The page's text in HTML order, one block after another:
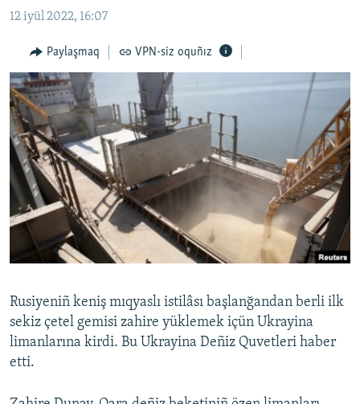
Qıdıruvğa
qaytmaq
MEDENİYET
İNSAN AQLARI
VİDEO
SÜRET
BLOGLAR
FİKİR
Русский
Українською
RFE/RS bütün saytları
12 iyül 2022, 16:07
Paylaşmaq VPN-siz oquñız
Rusiyeniñ keniş mıqyaslı istilâsı başlanğandan berli ilk
sekiz çetel gemisi zahire yüklemek içün Ukrayina
limanlarına kirdi. Bu Ukrayina Deñiz Quvetleri haber
etti.